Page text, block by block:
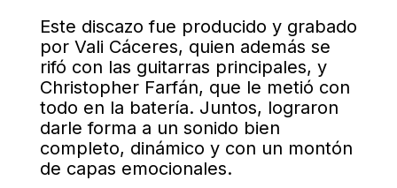
Este discazo fue producido y grabado
por Vali Cáceres, quien además se
rifó con las guitarras principales, y
Christopher Farfán, que le metió con
todo en la batería. Juntos, lograron
darle forma a un sonido bien
completo, dinámico y con un montón
de capas emocionales.